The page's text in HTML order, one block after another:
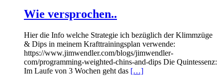
Wie versprochen..
Hier die Info welche Strategie ich bezüglich der Klimmzüge
& Dips in meinem Krafttrainingsplan verwende:
https://www.jimwendler.com/blogs/jimwendler-
com/programming-weighted-chins-and-dips Die Quintessenz:
Im Laufe von 3 Wochen geht das […]